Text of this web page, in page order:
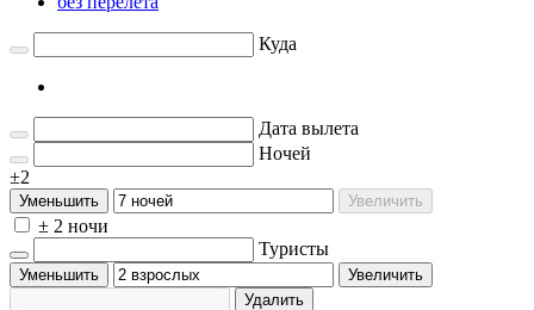
Куда
Дата вылета
Ночей
±2
Уменьшить Увеличить
± 2 ночи
Туристы
Уменьшить
Увеличить
Удалить